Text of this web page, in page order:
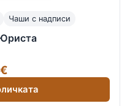
Чаши с надписи